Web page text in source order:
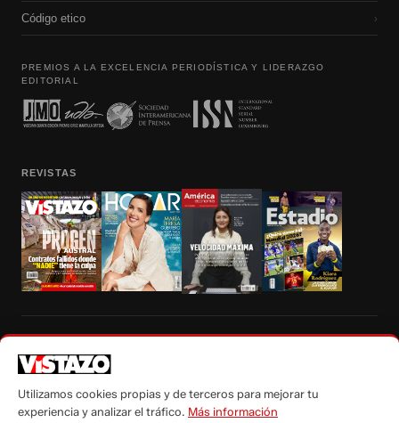
Código etico ›
PREMIOS A LA EXCELENCIA PERIODÍSTICA Y LIDERAZGO
EDITORIAL
REVISTAS
autorización escrita de su titular, de todos los contenidos de Vistazo.com.
Utilizamos cookies propias y de terceros para mejorar tu
experiencia y analizar el tráfico. Más información